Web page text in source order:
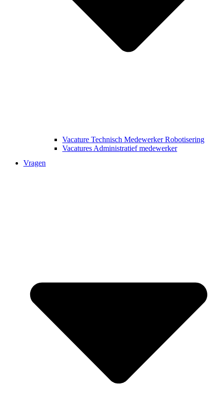
Vacature Technisch Medewerker Robotisering
Vacatures Administratief medewerker
Vragen